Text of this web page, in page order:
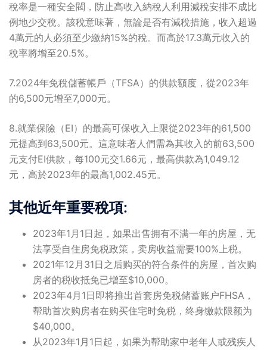
稅率是一種安全閥，防止高收入納稅人利用減稅安排不成比
例地少交稅。該稅意味著，無論是否有減稅措施，收入超過
4萬元的人必須至少繳納15%的稅。而高於17.3萬元收入的
稅率將增至20.5%。
7.2024年免稅儲蓄帳戶（TFSA）的供款額度，從2023年
的6,500元增至7,000元。
8.就業保險（EI）的最高可保收入上限從2023年的61,500
元提高到63,500元。這意味著人們需為其收入的前63,500
元支付EI供款，每100元交1.66元，最高供款為1,049.12
元，高於2023年的最高1,002.45元。
其他近年重要稅項:
2023年1月1日起，如果出售拥有不满一年的房屋，无
法享受自住房免税政策，卖房收益需要100%上税。
2021年12月31日之后购买的符合条件的房屋，首次购
房者的税收抵免已增至$10,000。
2023年4月1日即将推出首套房免税储蓄账户FHSA，
帮助首次购房者在购买住宅时免税，终身缴款限额为
$40,000。
从2023年1月1日起，如果为帮助家中老年人或残疾人